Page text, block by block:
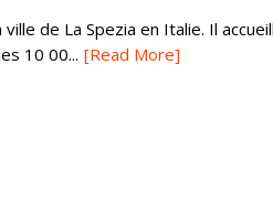
de La Spezia en Italie. Il
10 00... [Read More]